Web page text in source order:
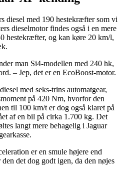
diesel med 190 hestekræfter som vi
dieselmotor findes også i en mere
hestekræfter, og kan køre 20 km/l,
man Si4-modellen med 240 hk,
– Jep, det er en EcoBoost-motor.
med seks-trins automatgear,
på 420 Nm, hvorfor den
til 100 km/t er dog også klaret på
af en bil på cirka 1.700 kg. Det
langt mere behagelig i Jaguar
er en smule højere end
det dog godt igen, da den nøjes